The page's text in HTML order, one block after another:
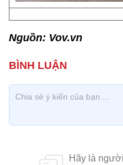
Nguồn: Vov.vn